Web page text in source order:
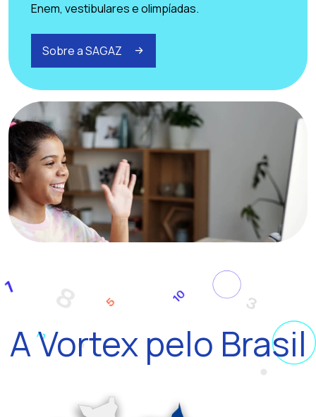
Enem, vestibulares e olimpíadas.
Sobre a SAGAZ
A Vortex pelo Brasil